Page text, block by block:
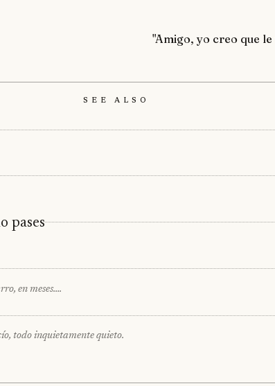
"Amigo, yo creo que
See Also
pases
en meses….
todo inquietamente quieto.